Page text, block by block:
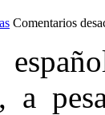
Comentarios
a